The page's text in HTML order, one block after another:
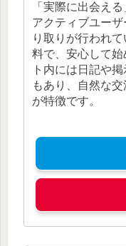
「実際に出会え
アクティブユー
り取りが行われ
料で、安心して
ト内には日記や
もあり、自然な
が特徴です。